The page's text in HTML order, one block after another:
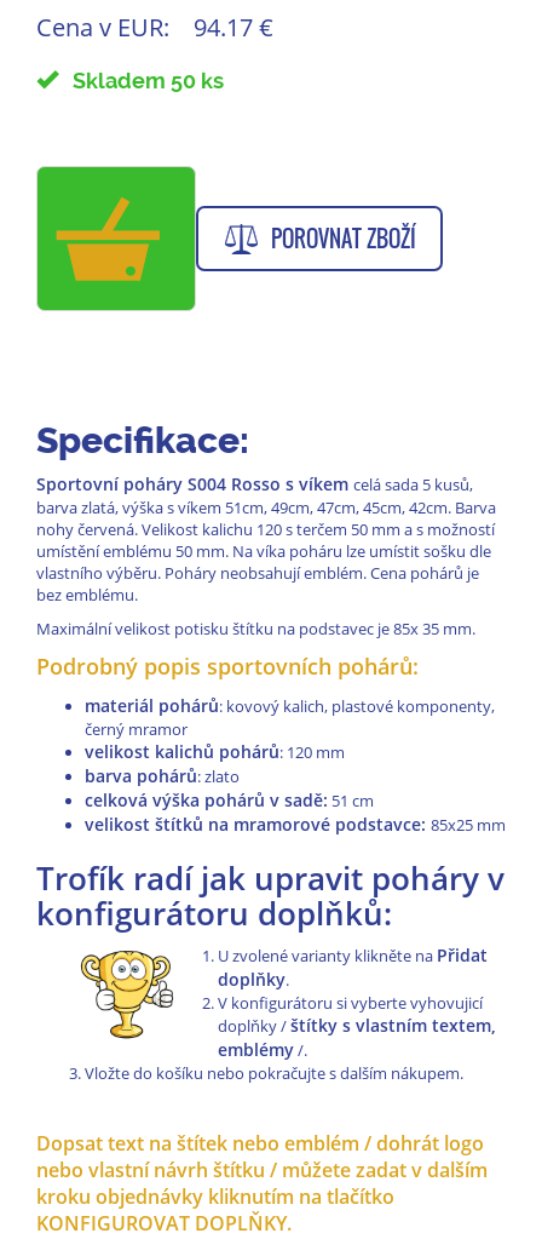
Cena v EUR: 94.17 €
Skladem 50 ks
POROVNAT ZBOŽÍ
Specifikace:
Sportovní poháry S004 Rosso s víkem celá sada 5 kusů,
barva zlatá, výška s víkem 51cm, 49cm, 47cm, 45cm, 42cm. Barva
nohy červená. Velikost kalichu 120 s terčem 50 mm a s možností
umístění emblému 50 mm. Na víka poháru lze umístit sošku dle
vlastního výběru. Poháry neobsahují emblém. Cena pohárů je
bez emblému.
Maximální velikost potisku štítku na podstavec je 85x 35 mm.
Podrobný popis sportovních pohárů:
materiál pohárů: kovový kalich, plastové komponenty,
černý mramor
velikost kalichů pohárů: 120 mm
barva pohárů: zlato
celková výška pohárů v sadě: 51 cm
velikost štítků na mramorové podstavce: 85x25 mm
Trofík radí jak upravit poháry v
konfigurátoru doplňků:
U zvolené varianty klikněte na Přidat
doplňky.
V konfigurátoru si vyberte vyhovujicí
doplňky /štítky s vlastním textem,
emblémy/.
Vložte do košíku nebo pokračujte s dalším nákupem.
Dopsat text na štítek nebo emblém / dohrát logo
nebo vlastní návrh štítku / můžete zadat v dalším
kroku objednávky kliknutím na tlačítko
KONFIGUROVAT DOPLŇKY.